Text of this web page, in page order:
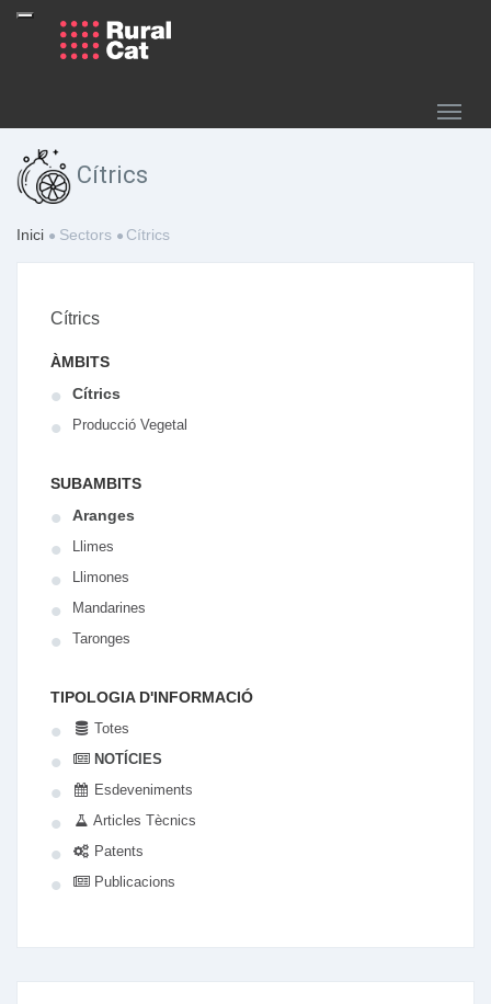
Cítrics
Inici Sectors Cítrics
Cítrics
ÀMBITS
Cítrics
Producció Vegetal
SUBAMBITS
Aranges
Llimes
Llimones
Mandarines
Taronges
TIPOLOGIA D'INFORMACIÓ
Totes
NOTÍCIES
Esdeveniments
Articles Tècnics
Patents
Publicacions